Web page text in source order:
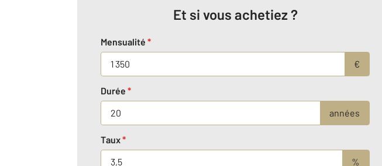
Et si vous achetiez ?
Mensualité *
€
Durée *
années
Taux*
%